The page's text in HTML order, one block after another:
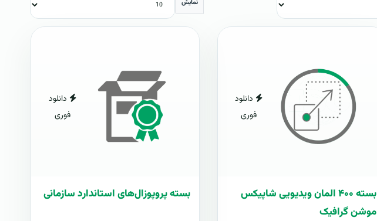
نمایش
دانلود
فوری
بسته ۴۰۰ المان ویدیویی شاپیکس
موشن گرافیک
دانلود
فوری
بسته پروپوزال‌های استاندارد سازمانی